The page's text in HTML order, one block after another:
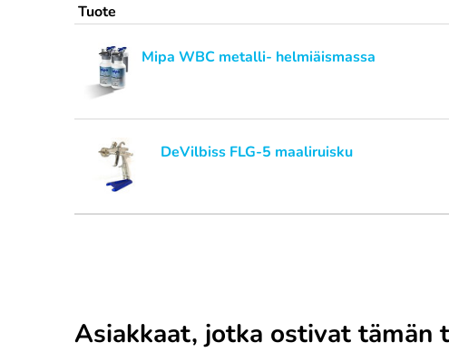
Tuote
Mipa WBC metalli- helmiäismassa
DeVilbiss FLG-5 maaliruisku
Asiakkaat, jotka ostivat tämän